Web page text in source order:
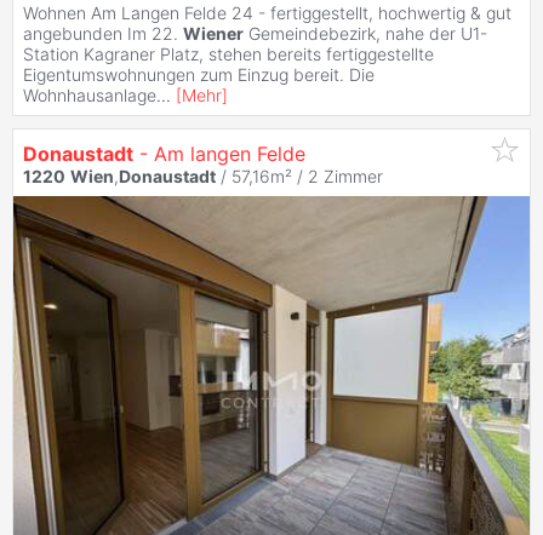
Wohnen Am Langen Felde 24 - fertiggestellt, hochwertig & gut
angebunden Im 22. Wiener Gemeindebezirk, nahe der U1-
Station Kagraner Platz, stehen bereits fertiggestellte
Eigentumswohnungen zum Einzug bereit. Die
Wohnhausanlage... [Mehr]
Donaustadt - Am langen Felde
1220 Wien,Donaustadt / 57,16m² / 2 Zimmer